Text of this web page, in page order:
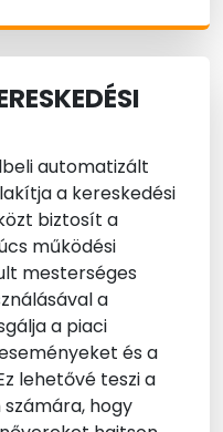
automatizált
a kereskedési
biztosít a
működési
mesterséges
a
a piaci
és a
lehetővé teszi a
hogy